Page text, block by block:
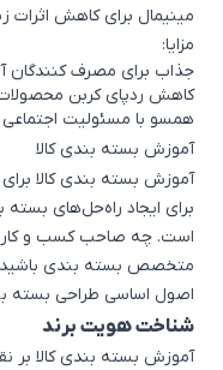
مینیمال برای کاهش
مزایا:
جذاب برای مصرف کنندگان
کاهش ردپای کربن
همسو با مسئولیت اجتماعی
آموزش بسته بندی کالا
آموزش بسته بندی کالا
برای ایجاد راه‌حل‌های
است. چه صاحب کسب و کار،
متخصص بسته بندی
اصول اساسی طراحی بسته
شناخت هویت برند
آموزش بسته بندی کالا